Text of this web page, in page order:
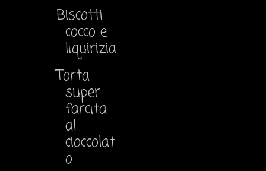
Biscotti
cocco e
liquirizia
Torta
super
farcita
al
cioccolat
o